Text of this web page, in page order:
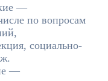
—
по вопросам
социально-
—